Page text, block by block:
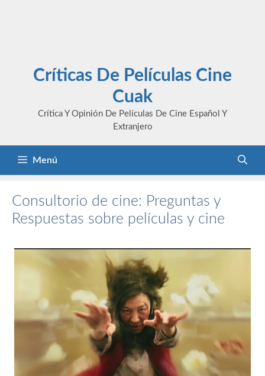
Críticas De Películas Cine
Cuak
Crítica Y Opinión De Películas De Cine Español Y
Extranjero
Menú
Consultorio de cine: Preguntas y
Respuestas sobre películas y cine